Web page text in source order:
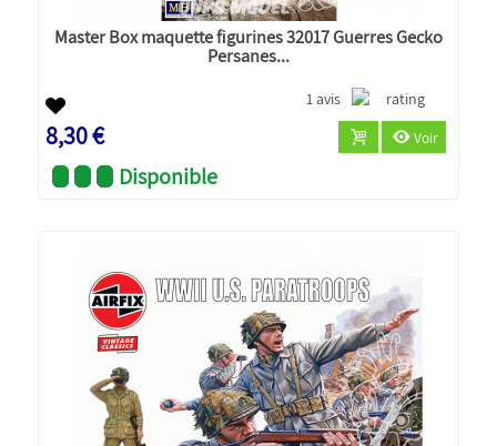
Master Box maquette figurines 32017 Guerres Gecko
Persanes...
1 avis
8,30 € Voir
Disponible